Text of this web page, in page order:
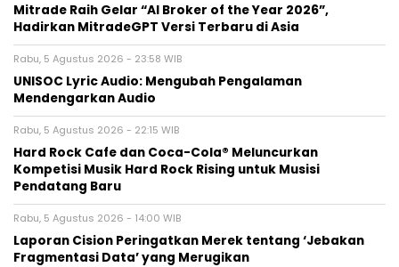
Mitrade Raih Gelar “AI Broker of the Year 2026”,
Hadirkan MitradeGPT Versi Terbaru di Asia
Rabu, 5 Agustus 2026 - 23:58 WIB
UNISOC Lyric Audio: Mengubah Pengalaman
Mendengarkan Audio
Rabu, 5 Agustus 2026 - 22:15 WIB
Hard Rock Cafe dan Coca-Cola® Meluncurkan
Kompetisi Musik Hard Rock Rising untuk Musisi
Pendatang Baru
Rabu, 5 Agustus 2026 - 14:00 WIB
Laporan Cision Peringatkan Merek tentang ‘Jebakan
Fragmentasi Data’ yang Merugikan